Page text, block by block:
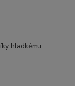
hladkému